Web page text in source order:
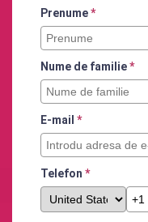
Prenume*
Nume de familie*
E-mail *
Telefon *